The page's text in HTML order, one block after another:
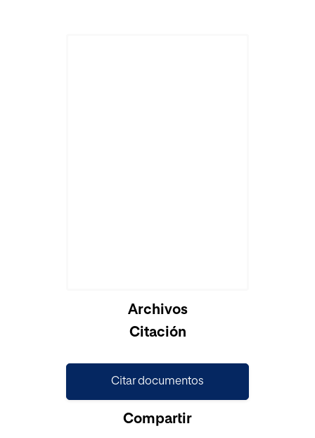
Archivos
Citación
Citar documentos
Compartir